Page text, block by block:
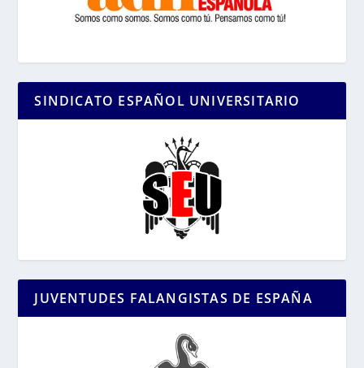
SINDICATO ESPAÑOL UNIVERSITARIO
JUVENTUDES FALANGISTAS DE ESPAÑA